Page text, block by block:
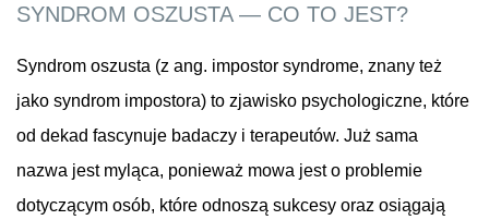
SYNDROM OSZUSTA — CO TO JEST?
Syndrom oszusta (z ang. impostor syndrome, znany też
jako syndrom impostora) to zjawisko psychologiczne, które
od dekad fascynuje badaczy i terapeutów. Już sama
nazwa jest myląca, ponieważ mowa jest o problemie
dotyczącym osób, które odnoszą sukcesy oraz osiągają